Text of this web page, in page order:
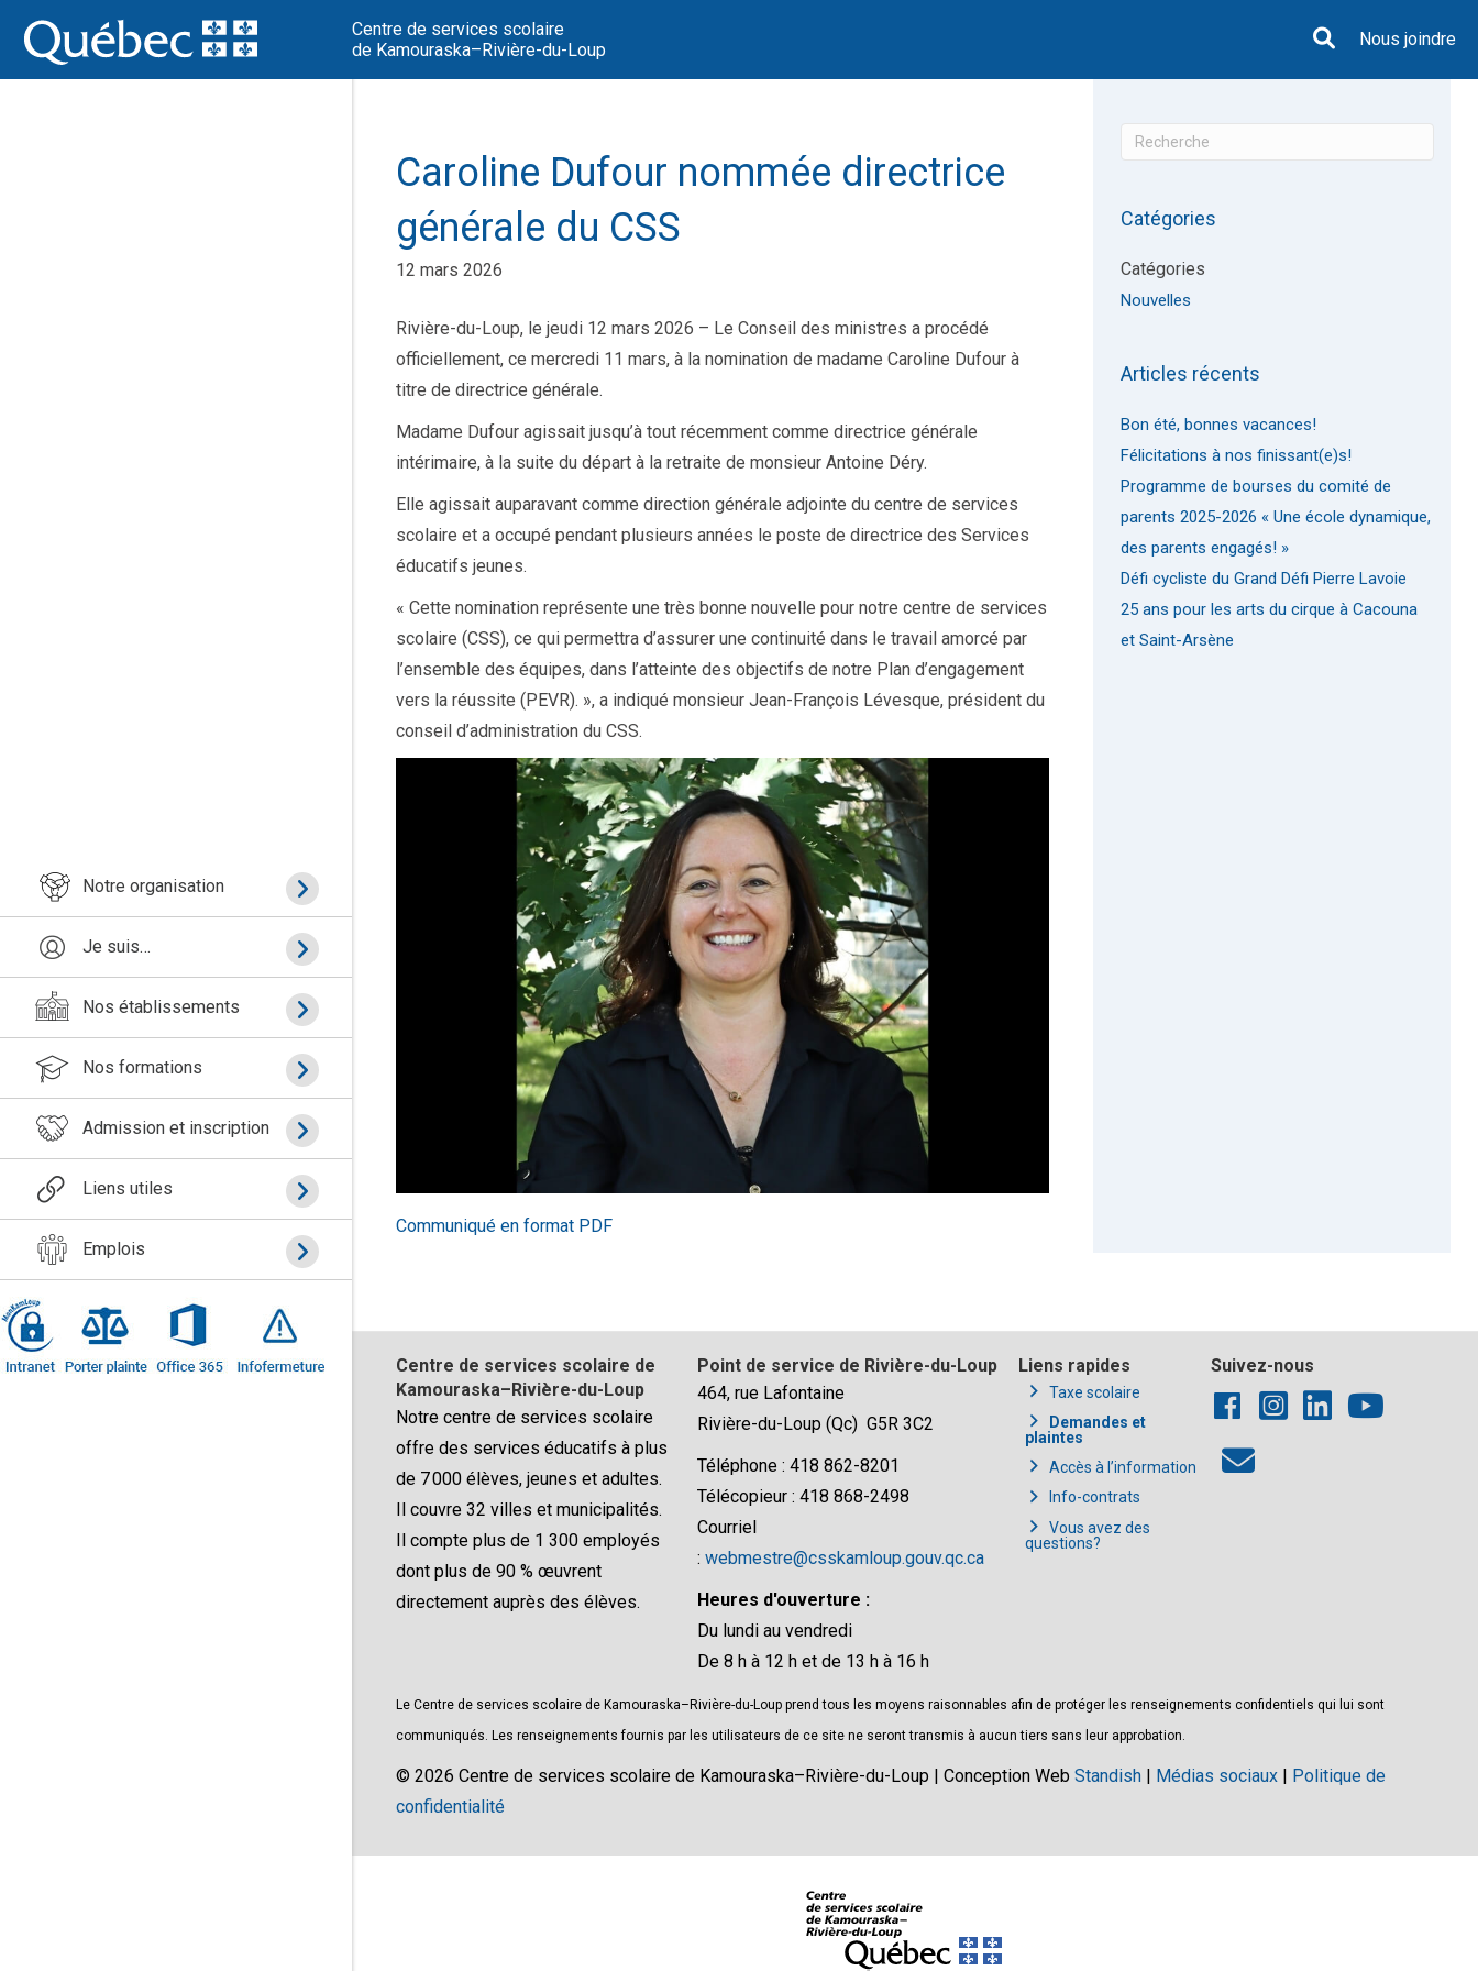
Notre organisation
Je suis…
Nos établissements
Nos formations
Admission et inscription
Liens utiles
Emplois
Caroline Dufour nommée directrice
générale du CSS
12 mars 2026
Rivière-du-Loup, le jeudi 12 mars 2026 – Le Conseil des ministres a procédé
officiellement, ce mercredi 11 mars, à la nomination de madame Caroline Dufour à
titre de directrice générale.
Madame Dufour agissait jusqu’à tout récemment comme directrice générale
intérimaire, à la suite du départ à la retraite de monsieur Antoine Déry.
Elle agissait auparavant comme direction générale adjointe du centre de services
scolaire et a occupé pendant plusieurs années le poste de directrice des Services
éducatifs jeunes.
« Cette nomination représente une très bonne nouvelle pour notre centre de services
scolaire (CSS), ce qui permettra d’assurer une continuité dans le travail amorcé par
l’ensemble des équipes, dans l’atteinte des objectifs de notre Plan d’engagement
vers la réussite (PEVR). », a indiqué monsieur Jean-François Lévesque, président du
conseil d’administration du CSS.
Communiqué en format PDF
Catégories
Catégories
Nouvelles
Articles récents
Bon été, bonnes vacances!
Félicitations à nos finissant(e)s!
Programme de bourses du comité de
parents 2025-2026 « Une école dynamique,
des parents engagés! »
Défi cycliste du Grand Défi Pierre Lavoie
25 ans pour les arts du cirque à Cacouna
et Saint-Arsène
Centre de services scolaire de
Kamouraska–Rivière-du-Loup
Notre centre de services scolaire
offre des services éducatifs à plus
de 7 000 élèves, jeunes et adultes.
Il couvre 32 villes et municipalités.
Il compte plus de 1 300 employés
dont plus de 90 % œuvrent
directement auprès des élèves.
Point de service de Rivière-du-Loup
464, rue Lafontaine
Rivière-du-Loup (Qc) G5R 3C2
Téléphone : 418 862-8201
Télécopieur : 418 868-2498
Courriel
: webmestre@csskamloup.gouv.qc.ca
Heures d'ouverture :
Du lundi au vendredi
De 8 h à 12 h et de 13 h à 16 h
Liens rapides
Taxe scolaire
Demandes et
plaintes
Accès à l’information
Info-contrats
Vous avez des
questions?
Suivez-nous
Le Centre de services scolaire de Kamouraska–Rivière-du-Loup prend tous les moyens raisonnables afin de protéger les renseignements confidentiels qui lui sont
communiqués. Les renseignements fournis par les utilisateurs de ce site ne seront transmis à aucun tiers sans leur approbation.
© 2026 Centre de services scolaire de Kamouraska–Rivière-du-Loup | Conception Web Standish Médias sociaux
Politique de
confidentialité
Centre de services scolaire
de Kamouraska–Rivière-du-Loup
Nous joindre